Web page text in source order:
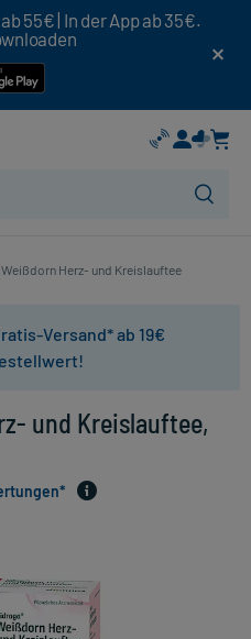
55€ | In der App ab 35€.
Herz- und Kreislauftee
Versand* ab 19€
und Kreislauftee,